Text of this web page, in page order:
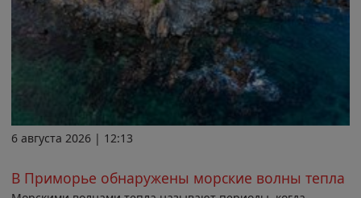
6 августа 2026 | 12:13
В Приморье обнаружены морские волны тепла